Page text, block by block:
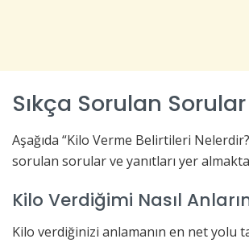
Sıkça Sorulan Sorular
Aşağıda “Kilo Verme Belirtileri
sorulan sorular ve yanıtları yer
Kilo Verdiğimi Nasıl
Kilo verdiğinizi anlamanın en net yolu